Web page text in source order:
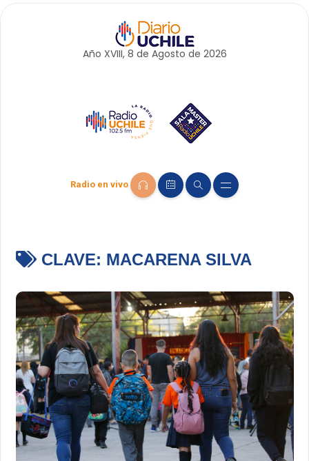
Año XVIII, 8 de Agosto de 2026
Radio en vivo
CLAVE: MACARENA SILVA